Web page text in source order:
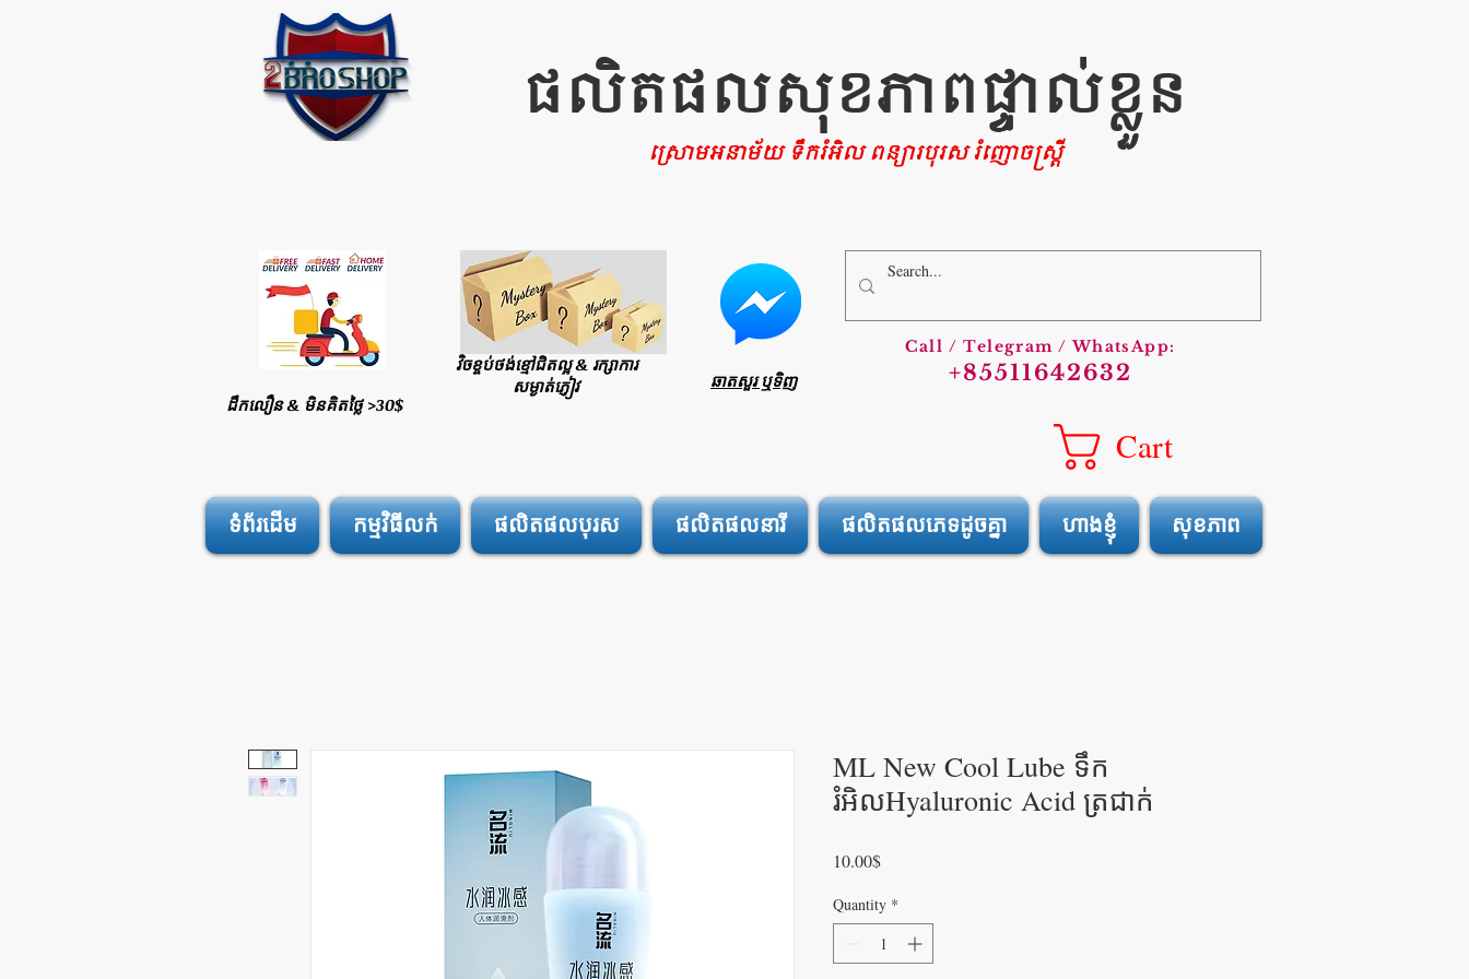
ផលិតផលសុខភាពផ្ទាល់ខ្លួន
ស្រោមអនាម័យ ទឹករំអិល ពន្យារបុរស រំញោចស្រ្តី
ដឹកលឿន & មិនគិតថ្លៃ >30$
វិចខ្ចប់ថង់ខ្មៅជិតល្អ & រក្សាការ
សម្ងាត់ភ្ញៀវ
ឆាតសួរ ឬទិញ
Call / Telegram / WhatsApp:
+85511642632
Cart
ទំព័រដើម កម្មវិធីលក់ ផលិតផលបុរស ផលិតផលនារី ផលិតផលភេទដូចគ្នា ហាងខ្ញុំ សុខភាព
ML New Cool Lube ទឹក
រំអិលHyaluronic Acid ត្រជាក់
10.00$Price
Quantity *